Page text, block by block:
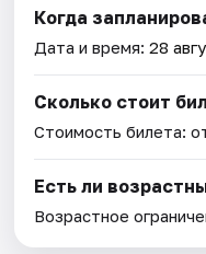
Когда
Дата и время:28
Сколько стоит
Стоимость билета:
Есть ли
Возрастное